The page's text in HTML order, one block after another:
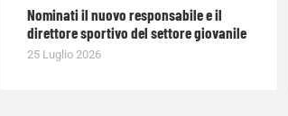
Nominati il nuovo responsabile e il
direttore sportivo del settore giovanile
25 Luglio 2026